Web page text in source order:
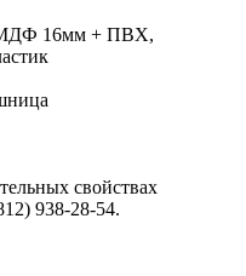
16мм + ПВХ,
свойствах
938-28-54.